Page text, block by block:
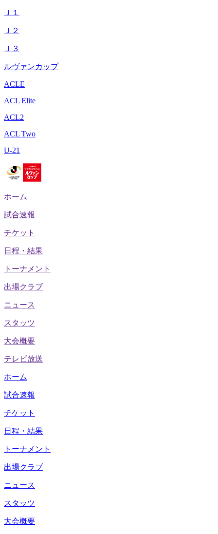
Ｊ１
Ｊ２
Ｊ３
ルヴァンカップ
ACLE
ACL Elite
ACL2
ACL Two
U-21
ホーム
試合速報
チケット
日程・結果
トーナメント
出場クラブ
ニュース
スタッツ
大会概要
テレビ放送
ホーム
試合速報
チケット
日程・結果
トーナメント
出場クラブ
ニュース
スタッツ
大会概要